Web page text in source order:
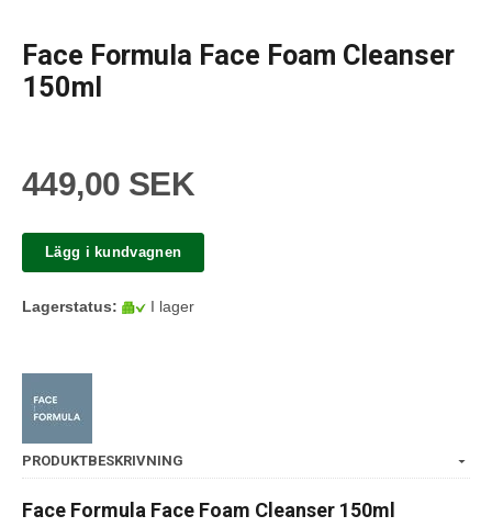
Face Formula Face Foam Cleanser
150ml
449,00 SEK
Lägg i kundvagnen
Lagerstatus: I lager
PRODUKTBESKRIVNING
Face Formula Face Foam Cleanser 150ml